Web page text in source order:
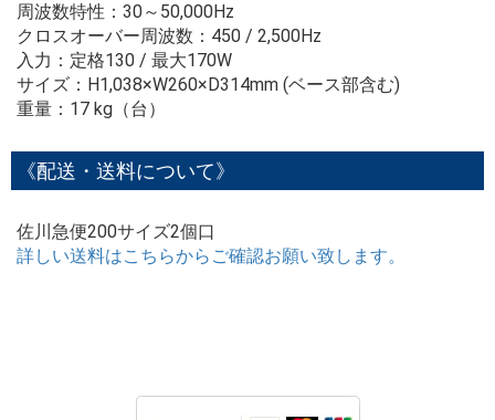
周波数特性：30～50,000Hz
クロスオーバー周波数：450 / 2,500Hz
入力：定格130 / 最大170W
サイズ：H1,038×W260×D314mm (ベース部含む)
重量：17 kg（台）
《配送・送料について》
佐川急便200サイズ2個口
詳しい送料はこちらからご確認お願い致します。